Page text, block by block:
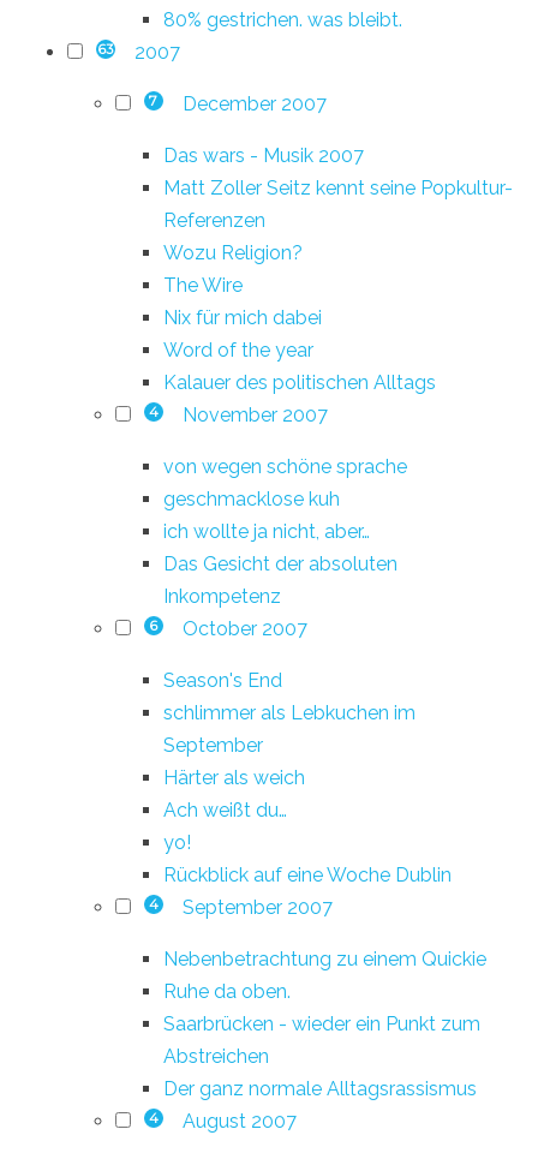
80% gestrichen. was bleibt.
63 2007
7 December 2007
Das wars - Musik 2007
Matt Zoller Seitz kennt seine Popkultur-
Referenzen
Wozu Religion?
The Wire
Nix für mich dabei
Word of the year
Kalauer des politischen Alltags
4 November 2007
von wegen schöne sprache
geschmacklose kuh
ich wollte ja nicht, aber…
Das Gesicht der absoluten
Inkompetenz
6 October 2007
Season's End
schlimmer als Lebkuchen im
September
Härter als weich
Ach weißt du…
yo!
Rückblick auf eine Woche Dublin
4 September 2007
Nebenbetrachtung zu einem Quickie
Ruhe da oben.
Saarbrücken - wieder ein Punkt zum
Abstreichen
Der ganz normale Alltagsrassismus
4 August 2007